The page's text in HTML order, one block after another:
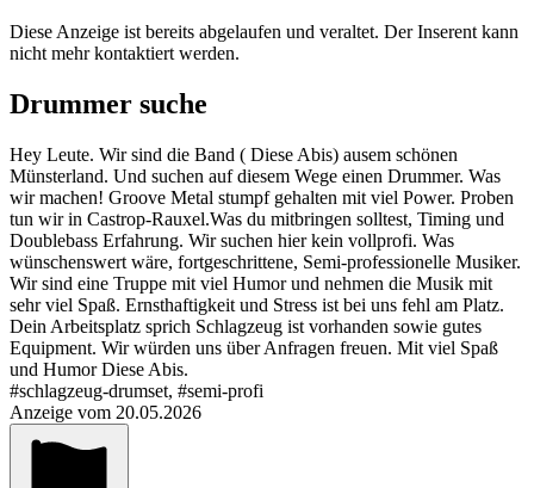
Diese Anzeige ist bereits abgelaufen und veraltet. Der Inserent kann
nicht mehr kontaktiert werden.
Drummer suche
Hey Leute. Wir sind die Band ( Diese Abis) ausem schönen
Münsterland. Und suchen auf diesem Wege einen Drummer. Was
wir machen! Groove Metal stumpf gehalten mit viel Power. Proben
tun wir in Castrop-Rauxel.Was du mitbringen solltest, Timing und
Doublebass Erfahrung. Wir suchen hier kein vollprofi. Was
wünschenswert wäre, fortgeschrittene, Semi-professionelle Musiker.
Wir sind eine Truppe mit viel Humor und nehmen die Musik mit
sehr viel Spaß. Ernsthaftigkeit und Stress ist bei uns fehl am Platz.
Dein Arbeitsplatz sprich Schlagzeug ist vorhanden sowie gutes
Equipment. Wir würden uns über Anfragen freuen. Mit viel Spaß
und Humor Diese Abis.
#schlagzeug-drumset, #semi-profi
Anzeige vom 20.05.2026